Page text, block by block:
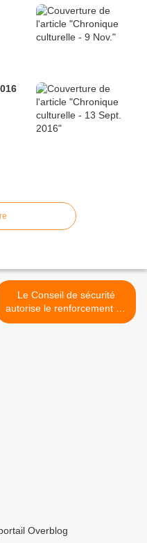
Le Conseil de sécurité
autorise le renforcement de
la Mission de l’Union
Overblog